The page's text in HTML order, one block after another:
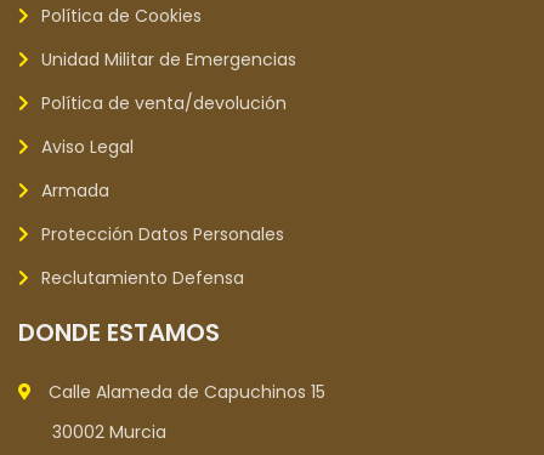
Política de Cookies
Unidad Militar de Emergencias
Política de venta/devolución
Aviso Legal
Armada
Protección Datos Personales
Reclutamiento Defensa
DONDE ESTAMOS
Calle Alameda de Capuchinos 15
30002 Murcia